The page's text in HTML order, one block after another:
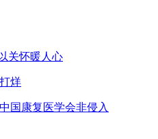
关怀暖人心
烊
国康复医学会非侵入